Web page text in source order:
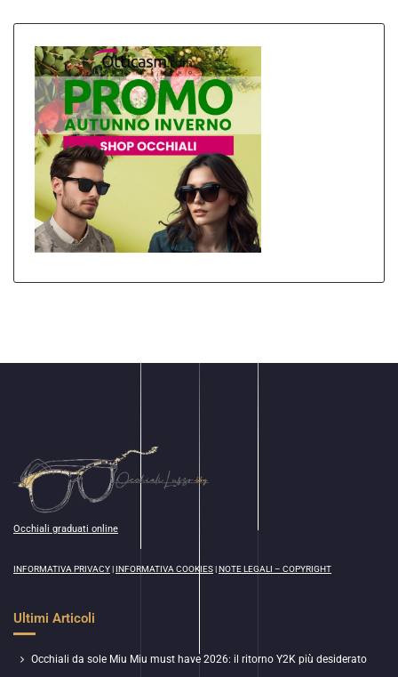
Occhiali graduati online
INFORMATIVA PRIVACY INFORMATIVA COOKIES NOTE LEGALI – COPYRIGHT
Ultimi Articoli
Occhiali da sole Miu Miu must have 2026: il ritorno Y2K più desiderato